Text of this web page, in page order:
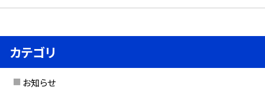
カテゴリ
お知らせ